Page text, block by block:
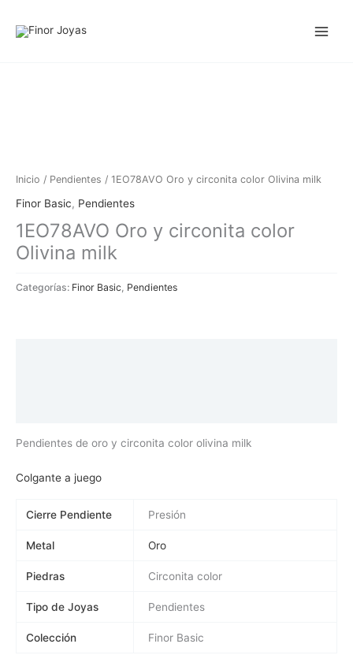
Inicio / Pendientes / 1EO78AVO Oro y circonita color Olivina milk
Finor Basic, Pendientes
1EO78AVO Oro y circonita color
Olivina milk
Categorías: Finor Basic Pendientes
Pendientes de oro y circonita color olivina milk
Colgante a juego
Cierre Pendiente Presión
Metal Oro
Piedras Circonita color
Tipo de Joyas Pendientes
Colección Finor Basic